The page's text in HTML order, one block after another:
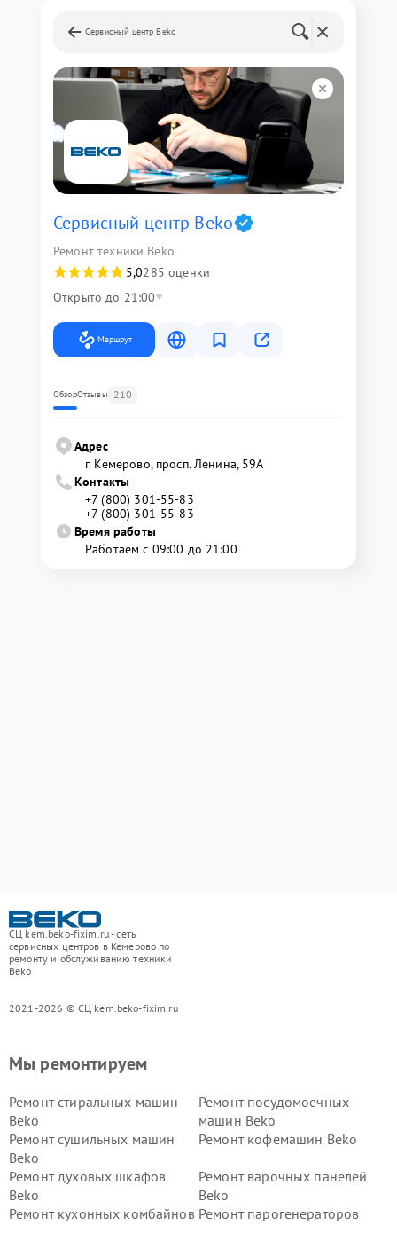
Сервисный центр Beko
Сервисный центр Beko
Ремонт техники Beko
5,0285 оценки
Открыто до 21:00
Маршрут
ОбзорОтзывы 210
Адрес
г. Кемерово, просп. Ленина, 59А
Контакты
+7 (800) 301-55-83
+7 (800) 301-55-83
Время работы
Работаем с 09:00 до 21:00
СЦ kem.beko-fixim.ru - сеть
сервисных центров в Кемерово по
ремонту и обслуживанию техники
Beko
2021-2026 © СЦ kem.beko-fixim.ru
Мы ремонтируем
Ремонт стиральных машин
Beko
Ремонт посудомоечных
машин Beko
Ремонт сушильных машин
Beko
Ремонт кофемашин Beko
Ремонт духовых шкафов
Beko
Ремонт варочных панелей
Beko
Ремонт кухонных комбайнов Ремонт парогенераторов